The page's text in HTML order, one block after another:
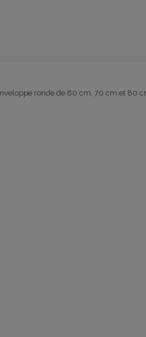
ronde de 60 cm, 70 cm et 80